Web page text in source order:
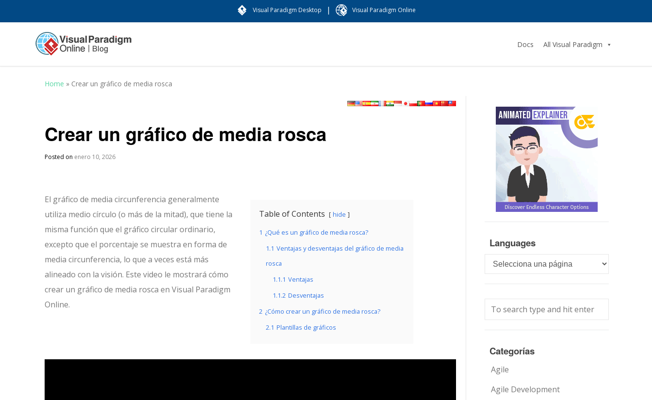
Visual Paradigm Desktop | Visual Paradigm Online
Docs All Visual Paradigm
Home » Crear un gráfico de media rosca
Crear un gráfico de media rosca
Posted on enero 10, 2026
Table of Contents hide
1 ¿Qué es un gráfico de media rosca?
1.1 Ventajas y desventajas del gráfico de media
rosca
1.1.1 Ventajas
1.1.2 Desventajas
2 ¿Cómo crear un gráfico de media rosca?
2.1 Plantillas de gráficos
El gráfico de media circunferencia generalmente
utiliza medio círculo (o más de la mitad), que tiene la
misma función que el gráfico circular ordinario,
excepto que el porcentaje se muestra en forma de
media circunferencia, lo que a veces está más
alineado con la visión. Este video le mostrará cómo
crear un gráfico de media rosca en Visual Paradigm
Online.
Languages
Languages
Categorías
Agile
Agile Development